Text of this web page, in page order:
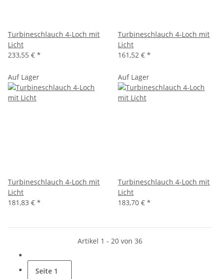
Turbineschlauch 4-Loch mit
Licht
233,55 € *
Turbineschlauch 4-Loch mit
Licht
161,52 € *
Auf Lager
Turbineschlauch 4-Loch mit
Licht
181,83 € *
Auf Lager
Turbineschlauch 4-Loch mit
Licht
183,70 € *
Artikel 1 - 20 von 36
Seite 1